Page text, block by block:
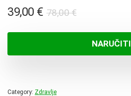
78,00€Izvorna
bila
je:
39,00 €
Trenutna
39,00 €.
NARUČITI
Category: Zdravlje